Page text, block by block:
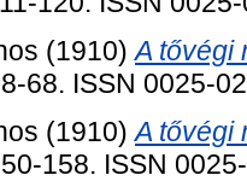
(1910)A tővégi
68. ISSN 0025-
(1910)A tővégi
158. ISSN